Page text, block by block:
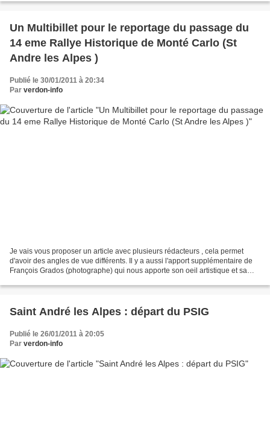
Un Multibillet pour le reportage du passage du
14 eme Rallye Historique de Monté Carlo (St
Andre les Alpes )
Publié le 30/01/2011 à 20:34
Par verdon-info
Je vais vous proposer un article avec plusieurs rédacteurs , cela permet
d'avoir des angles de vue différents. Il y a aussi l'apport supplémentaire de
François Grados (photographe) qui nous apporte son oeil artistique et sa
Saint André les Alpes : départ du PSIG
Publié le 26/01/2011 à 20:05
Par verdon-info